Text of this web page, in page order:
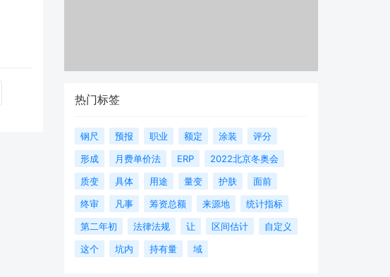
热门标签
钢尺 预报 职业 额定 涂装
评分
形成
月费单价法 ERP
2022北京冬奥会
质变
具体 用途 量变 护肤
面前
终审
凡事 筹资总额 来源地
统计指标
第二年初
法律法规 让 区间估计
自定义
这个
坑内 持有量 域